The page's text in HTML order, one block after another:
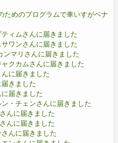
ためのプログラムで車いすがベナ
ィムさんに届きました
ワンさんに届きました
ンマリさんに届きました
クカムさんに届きました
に届きました
きました
届きました
・チェンさんに届きました
んに届きました
んに届きました
んに届きました